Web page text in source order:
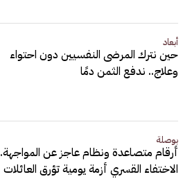
أبعاد
حين نترك المرضى النفسيين دون احتواء
وعلاج.. ندفع الثمن دمًا
بوصلة
أرقام متصاعدة ونظام عاجز عن
الاختفاء القسري أزمة يومية تؤرق العائلات